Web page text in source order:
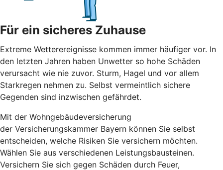
Für ein sicheres Zuhause
Extreme Wetterereignisse kommen immer häufiger vor. In
den letzten Jahren haben Unwetter so hohe Schäden
verursacht wie nie zuvor. Sturm, Hagel und vor allem
Starkregen nehmen zu. Selbst vermeintlich sichere
Gegenden sind inzwischen gefährdet.
Mit der Wohngebäudeversicherung
der Versicherungskammer Bayern können Sie selbst
entscheiden, welche Risiken Sie versichern möchten.
Wählen Sie aus verschiedenen Leistungsbausteinen.
Versichern Sie sich gegen Schäden durch Feuer,